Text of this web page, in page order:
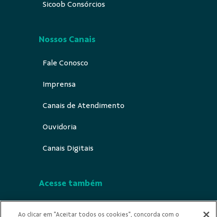
Sicoob Consórcios
Nossos Canais
Fale Conosco
Imprensa
Canais de Atendimento
Ouvidoria
Canais Digitais
Acesse também
Ao clicar em "Aceitar todos os cookies", concorda com o